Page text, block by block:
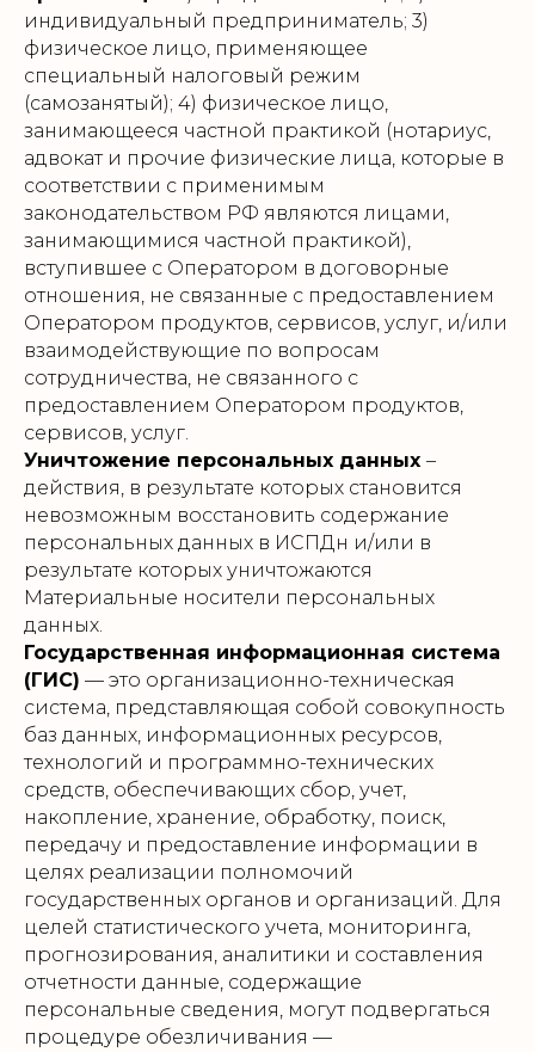
индивидуальный предприниматель; 3)
физическое лицо, применяющее
специальный налоговый режим
(самозанятый); 4) физическое лицо,
занимающееся частной практикой (нотариус,
адвокат и прочие физические лица, которые в
соответствии с применимым
законодательством РФ являются лицами,
занимающимися частной практикой),
вступившее с Оператором в договорные
отношения, не связанные с предоставлением
Оператором продуктов, сервисов, услуг, и/или
взаимодействующие по вопросам
сотрудничества, не связанного с
предоставлением Оператором продуктов,
сервисов, услуг.
Уничтожение персональных данных –
действия, в результате которых становится
невозможным восстановить содержание
персональных данных в ИСПДн и/или в
результате которых уничтожаются
Материальные носители персональных
данных.
Государственная информационная система
(ГИС) — это организационно-техническая
система, представляющая собой совокупность
баз данных, информационных ресурсов,
технологий и программно-технических
средств, обеспечивающих сбор, учет,
накопление, хранение, обработку, поиск,
передачу и предоставление информации в
целях реализации полномочий
государственных органов и организаций. Для
целей статистического учета, мониторинга,
прогнозирования, аналитики и составления
отчетности данные, содержащие
персональные сведения, могут подвергаться
процедуре обезличивания —